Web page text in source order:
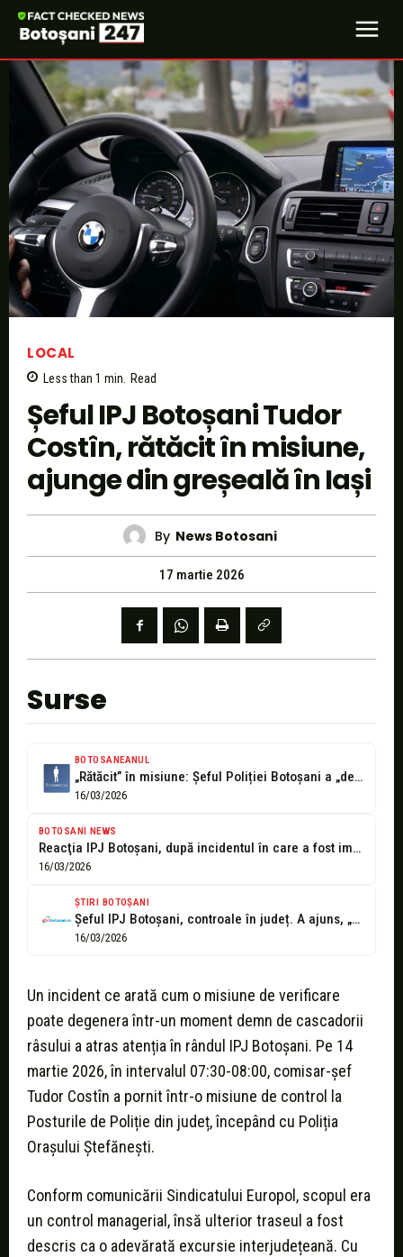
LOCAL
Less than 1 min. Read
Șeful IPJ Botoșani Tudor
Costîn, rătăcit în misiune,
ajunge din greșeală în Iași
By News Botosani
17 martie 2026
Surse
BOTOSANEANUL
„Rătăcit” în misiune: Șeful Poliției Botoșani a „descins” din greșeală într-o secție...
16/03/2026
BOTOSANI NEWS
Reacţia IPJ Botoşani, după incidentul în care a fost implicat comisarul şef...
16/03/2026
ȘTIRI BOTOȘANI
Șeful IPJ Botoșani, controale în județ. A ajuns, „din greșeală”, să verifice...
16/03/2026
Un incident ce arată cum o misiune de verificare
poate degenera într-un moment demn de cascadorii
râsului a atras atenția în rândul IPJ Botoșani. Pe 14
martie 2026, în intervalul 07:30-08:00, comisar-șef
Tudor Costîn a pornit într-o misiune de control la
Posturile de Poliție din județ, începând cu Poliția
Orașului Ștefănești.
Conform comunicării Sindicatului Europol, scopul era
un control managerial, însă ulterior traseul a fost
descris ca o adevărată excursie interjudețeană. Cu